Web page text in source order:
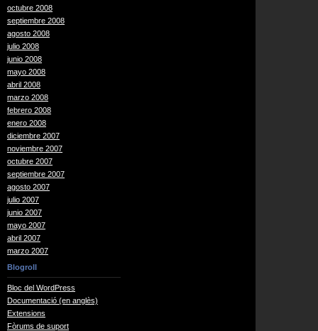
octubre 2008
septiembre 2008
agosto 2008
julio 2008
junio 2008
mayo 2008
abril 2008
marzo 2008
febrero 2008
enero 2008
diciembre 2007
noviembre 2007
octubre 2007
septiembre 2007
agosto 2007
julio 2007
junio 2007
mayo 2007
abril 2007
marzo 2007
Blogroll
Bloc del WordPress
Documentació (en anglès)
Extensions
Fòrums de suport